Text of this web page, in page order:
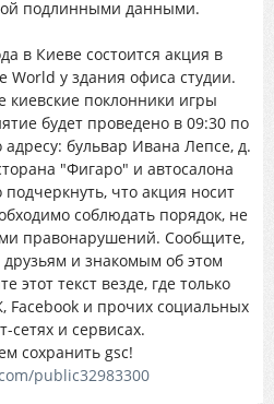
подлинными данными.
в Киеве состоится акция в
World у здания офиса студии.
киевские поклонники игры
будет проведено в 09:30 по
бульвар Ивана Лепсе, д.
"Фигаро" и автосалона
что акция носит
соблюдать порядок, не
правонарушений. Сообщите,
друзьям и знакомым об этом
этот текст везде, где только
Facebook и прочих социальных
сетях и сервисах.
сохранить gsc!
public32983300